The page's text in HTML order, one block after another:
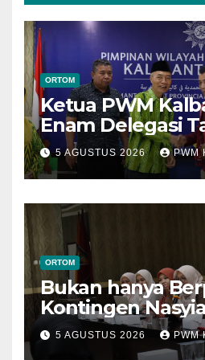
ORTOM
Ketua PWM
Enam Delegasi
Menuju
Semarang
5 AGUSTUS 2026 PWM
ORTOM
Bukan hanya
Kontingen
Kalbar
di Muktamar XV
5 AGUSTUS 2026 PWM